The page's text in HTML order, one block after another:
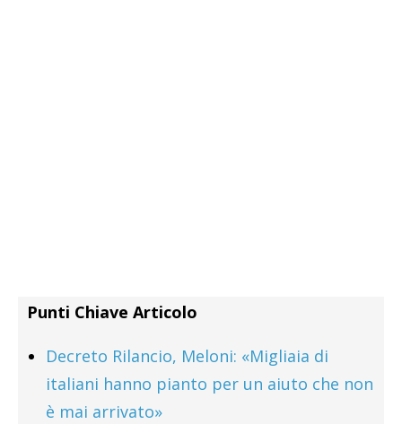
Punti Chiave Articolo
Decreto Rilancio, Meloni: «Migliaia di
italiani hanno pianto per un aiuto che non
è mai arrivato»